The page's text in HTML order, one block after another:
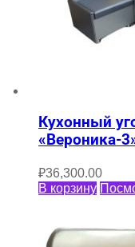
Кухонный
«Вероника-
₽36,300.00
В корзину